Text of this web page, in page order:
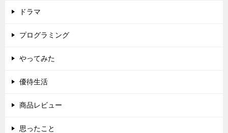
ドラマ
プログラミング
やってみた
優待生活
商品レビュー
思ったこと